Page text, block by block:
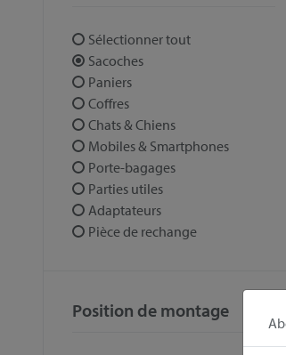
Sélectionner tout
Sacoches
Paniers
Coffres
Chats & Chiens
Mobiles & Smartphones
Porte-bagages
Parties utiles
Adaptateurs
Pièce de rechange
Position de montage